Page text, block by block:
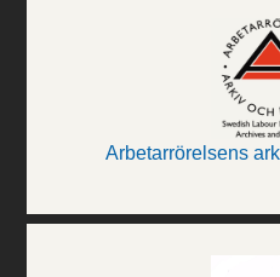
Arbetarrörelsens